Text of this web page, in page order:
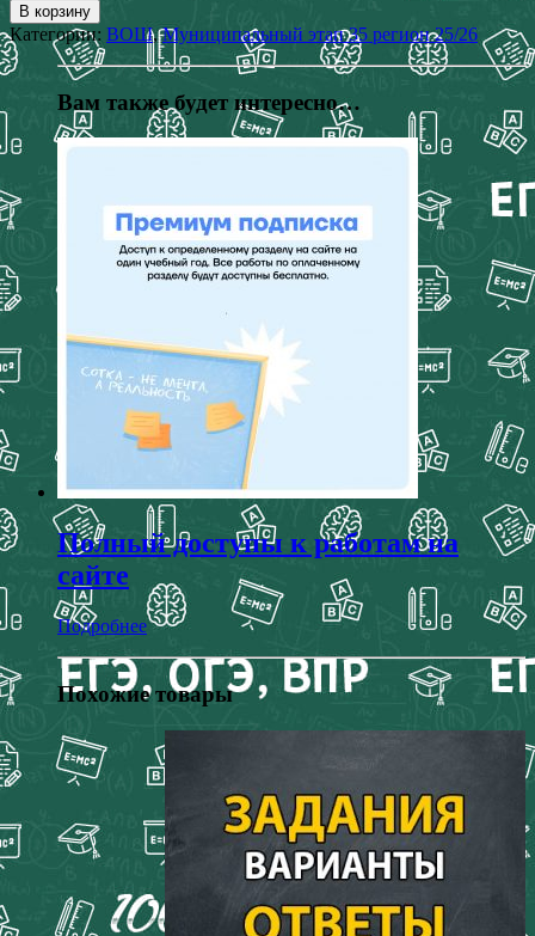
В корзину
Категории: ВОШ,Муниципальный этап 35 регион 25/26
Вам также будет интересно…
Полный доступы к работам на
сайте
Подробнее
Похожие товары